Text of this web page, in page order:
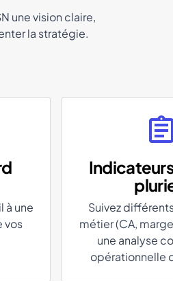
une vision claire,
la stratégie.
à une
vos
Suivez
métier (CA,
une analyse
opérationnelle